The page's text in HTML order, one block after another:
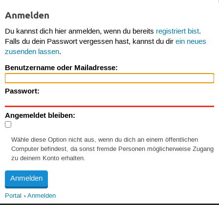
Anmelden
Du kannst dich hier anmelden, wenn du bereits registriert bist.
Falls du dein Passwort vergessen hast, kannst du dir ein neues
zusenden lassen.
Benutzername oder Mailadresse:
Passwort:
Angemeldet bleiben:
Wähle diese Option nicht aus, wenn du dich an einem öffentlichen
Computer befindest, da sonst fremde Personen möglicherweise Zugang
zu deinem Konto erhalten.
Portal Anmelden